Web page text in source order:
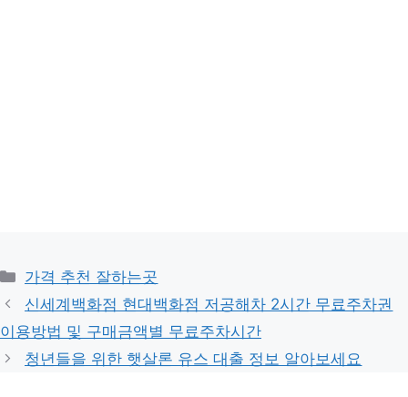
카
테
리
가격 추천 잘하는곳
신세계백화점 현대백화점 저공해차 2시간 무료주차권
이용방법 및 구매금액별 무료주차시간
청년들을 위한 햇살론 유스 대출 정보 알아보세요